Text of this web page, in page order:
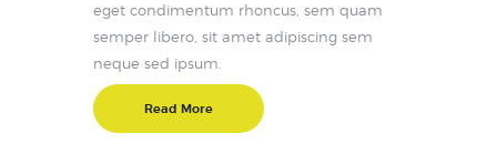
eget condimentum rhoncus, sem quam
semper libero, sit amet adipiscing sem
neque sed ipsum.
Read More